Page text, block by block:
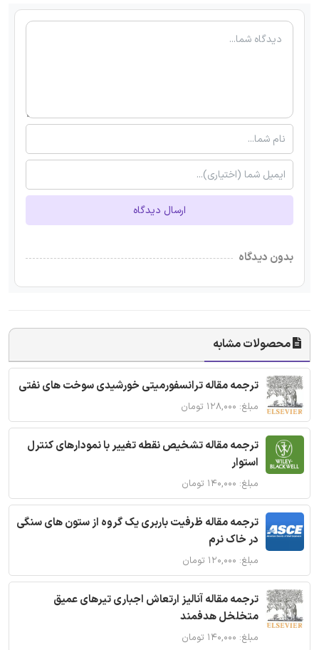
ارسال دیدگاه
بدون دیدگاه
محصولات مشابه
ترجمه مقاله ترانسفورمیتی خورشیدی سوخت های نفتی
مبلغ: ۱۲۸,۰۰۰ تومان
ترجمه مقاله تشخیص نقطه تغییر با نمودارهای کنترل
استوار
مبلغ: ۱۴۰,۰۰۰ تومان
ترجمه مقاله ظرفیت باربری یک گروه از ستون های سنگی
در خاک نرم
مبلغ: ۱۲۰,۰۰۰ تومان
ترجمه مقاله آنالیز ارتعاش اجباری تیرهای عمیق
متخلخل هدفمند
مبلغ: ۱۴۰,۰۰۰ تومان